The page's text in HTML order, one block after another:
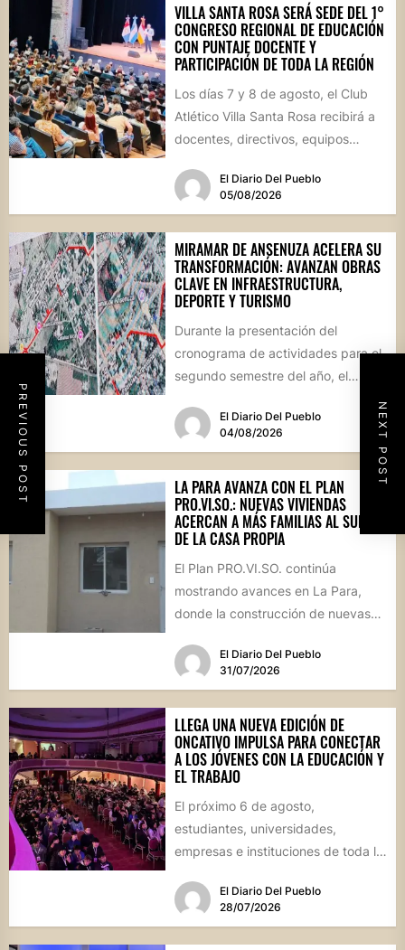
PREVIOUS POST NEXT POST
VILLA SANTA ROSA SERÁ SEDE DEL 1°
CONGRESO REGIONAL DE EDUCACIÓN
CON PUNTAJE DOCENTE Y
PARTICIPACIÓN DE TODA LA REGIÓN
Los días 7 y 8 de agosto, el Club
Atlético Villa Santa Rosa recibirá a
docentes, directivos, equipos
El Diario Del Pueblo
05/08/2026
MIRAMAR DE ANSENUZA ACELERA SU
TRANSFORMACIÓN: AVANZAN OBRAS
CLAVE EN INFRAESTRUCTURA,
DEPORTE Y TURISMO
Durante la presentación del
cronograma de actividades para el
segundo semestre del año, el
intendente Gerardo Cicarelli repasó
el estado...El Diario Del Pueblo
04/08/2026
LA PARA AVANZA CON EL PLAN
PRO.VI.SO.: NUEVAS VIVIENDAS
ACERCAN A MÁS FAMILIAS AL SUEÑO
DE LA CASA PROPIA
El Plan PRO.VI.SO. continúa
mostrando avances en La Para,
donde la construcción de nuevas
a...
El Diario Del Pueblo
31/07/2026
LLEGA UNA NUEVA EDICIÓN DE
ONCATIVO IMPULSA PARA CONECTAR
A LOS JÓVENES CON LA EDUCACIÓN Y
EL TRABAJO
El próximo 6 de agosto,
estudiantes, universidades,
empresas e instituciones de toda la
que...
El Diario Del Pueblo
28/07/2026